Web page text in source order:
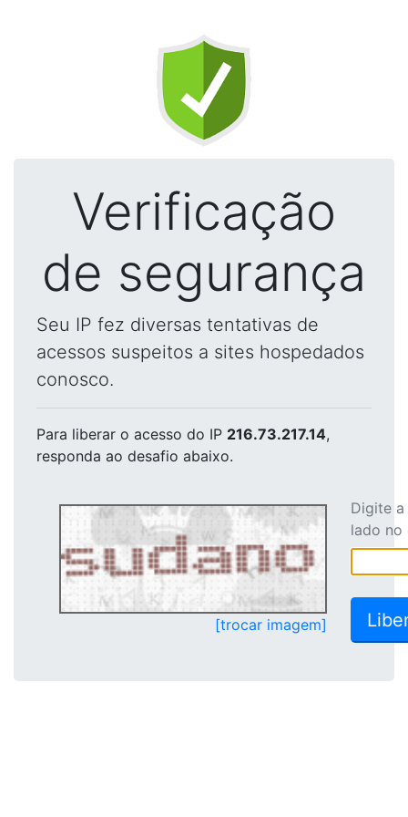
Verificação
de segurança
Seu IP fez diversas tentativas de
acessos suspeitos a sites hospedados
conosco.
Para liberar o acesso do IP 216.73.217.14,
responda ao desafio abaixo.
[trocar imagem]
Digite
lado no